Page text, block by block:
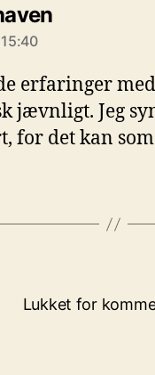
siger:
erfaringer
jævnligt. Jeg
for det kan som
Lukket for